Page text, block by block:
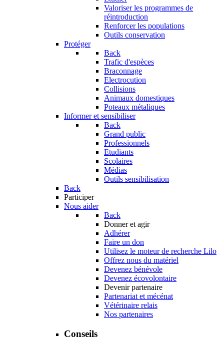
Valoriser les programmes de
réintroduction
Renforcer les populations
Outils conservation
Protéger
Back
Trafic d'espèces
Braconnage
Electrocution
Collisions
Animaux domestiques
Poteaux métaliques
Informer et sensibiliser
Back
Grand public
Professionnels
Etudiants
Scolaires
Médias
Outils sensibilisation
Back
Participer
Nous aider
Back
Donner et agir
Adhérer
Faire un don
Utilisez le moteur de recherche Lilo
Offrez nous du matériel
Devenez bénévole
Devenez écovolontaire
Devenir partenaire
Partenariat et mécénat
Vétérinaire relais
Nos partenaires
Conseils